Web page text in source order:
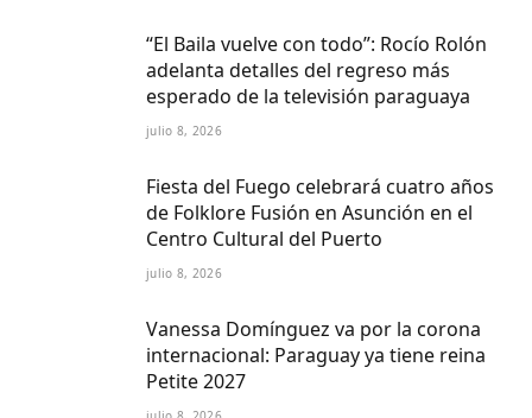
“El Baila vuelve con todo”: Rocío Rolón
adelanta detalles del regreso más
esperado de la televisión paraguaya
julio 8, 2026
Fiesta del Fuego celebrará cuatro años
de Folklore Fusión en Asunción en el
Centro Cultural del Puerto
julio 8, 2026
Vanessa Domínguez va por la corona
internacional: Paraguay ya tiene reina
Petite 2027